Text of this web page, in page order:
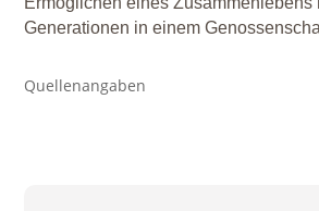
Generationen in einem
Quellenangaben